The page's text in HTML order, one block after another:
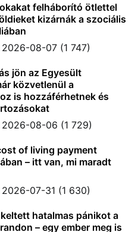
felháborító ötlettel
kizárnák a szociális
2026-08-07 (1 747)
jön az Egyesült
közvetlenül a
is hozzáférhetnek és
2026-08-06 (1 729)
of living payment
– itt van, mi maradt
2026-07-31 (1 630)
hatalmas pánikot a
– egy ember meg is